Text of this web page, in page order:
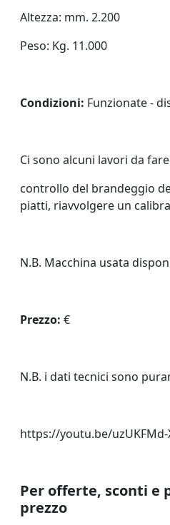
Altezza: mm. 2.200
Peso: Kg. 11.000
Condizioni: Funzionate -
Ci sono alcuni lavori da
controllo del brandeggio
piatti, riavvolgere un
N.B. Macchina usata
Prezzo: €
N.B. i dati tecnici sono
https://youtu.be/uzUKFMd-
Per offerte, sconti e
prezzo